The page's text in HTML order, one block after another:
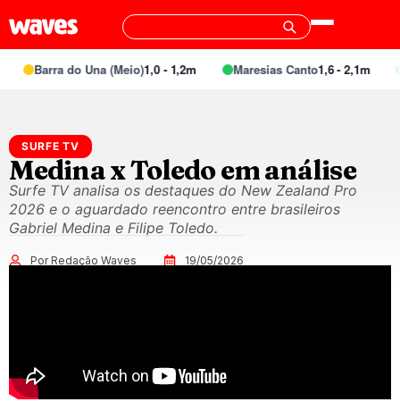
Barra do Una (Meio)1,0 - 1,2m Maresias Canto1,6 - 2,1m
SURFE TV
Medina x Toledo em análise
Surfe TV analisa os destaques do New Zealand Pro
2026 e o aguardado reencontro entre brasileiros
Gabriel Medina e Filipe Toledo.
Por Redação Waves 19/05/2026